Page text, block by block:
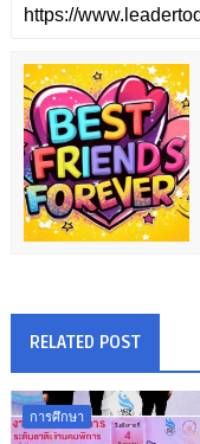
RELATED POST
การศึกษา